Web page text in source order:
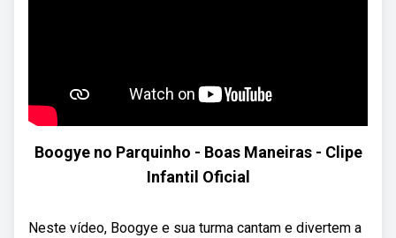
Boogye no Parquinho - Boas Maneiras - Clipe
Infantil Oficial
Neste vídeo, Boogye e sua turma cantam e divertem a